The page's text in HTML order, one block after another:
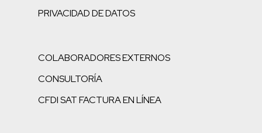
PRIVACIDAD DE DATOS
COLABORADORES EXTERNOS
CONSULTORÍA
CFDI SAT FACTURA EN LÍNEA